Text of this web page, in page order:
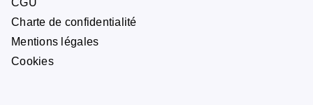
Charte de confidentialité
Mentions légales
Cookies